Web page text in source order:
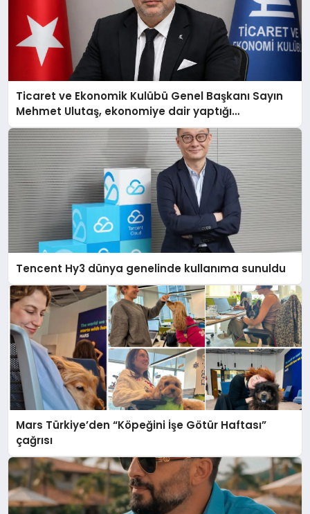
Ticaret ve Ekonomik Kulübü Genel Başkanı Sayın
Mehmet Ulutaş, ekonomiye dair yaptığı
açıklamada şunları kaydetti:
Tencent Hy3 dünya genelinde kullanıma sunuldu
Mars Türkiye’den “Köpeğini İşe Götür Haftası”
çağrısı